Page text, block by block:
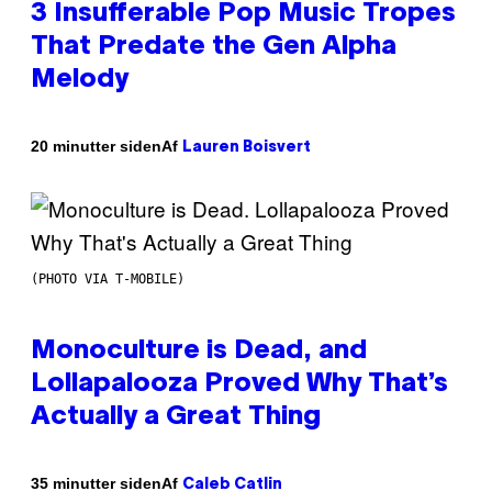
3 Insufferable Pop Music Tropes
That Predate the Gen Alpha
Melody
20 minutter sidenAf Lauren Boisvert
(PHOTO VIA T-MOBILE)
Monoculture is Dead, and
Lollapalooza Proved Why That’s
Actually a Great Thing
35 minutter sidenAf Caleb Catlin